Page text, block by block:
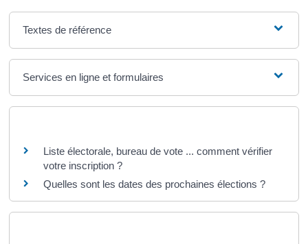
Textes de référence
Services en ligne et formulaires
Liste électorale, bureau de vote ... comment vérifier
votre inscription ?
Quelles sont les dates des prochaines élections ?